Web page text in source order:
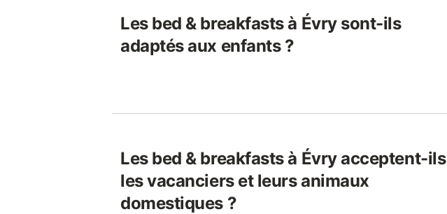
Les bed & breakfasts à Évry sont-ils
adaptés aux enfants ?
Les bed & breakfasts à Évry acceptent-ils
les vacanciers et leurs animaux
domestiques ?